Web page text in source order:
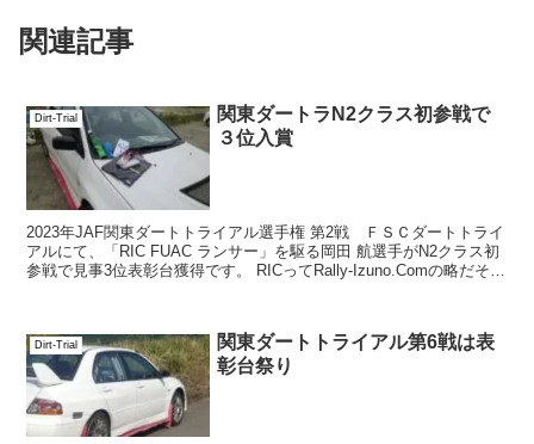
関連記事
Dirt-Trial
関東ダートラN2クラス初参戦で
３位入賞
2023年JAF関東ダートトライアル選手権 第2戦 ＦＳＣダートトライ
アルにて、「RIC FUAC ランサー」を駆る岡田 航選手がN2クラス初
参戦で見事3位表彰台獲得です。 RICってRally-Izuno.Comの略だそう
Dirt-Trial
関東ダートトライアル第6戦は表
彰台祭り